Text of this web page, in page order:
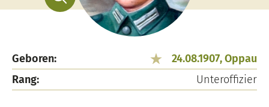
Geboren:
24.08.1907, Oppau
Rang:
Unteroffizier